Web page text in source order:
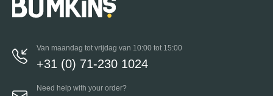
Van maandag tot vrijdag van 10:00 tot 15:00
+31 (0) 71-230 1024
Need help with your order?